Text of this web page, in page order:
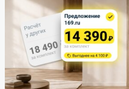
Расскажите о нас
Поделиться
Оцените магазин
ИКС 1340
© 2010—2026 Склад Дверей 169.RU